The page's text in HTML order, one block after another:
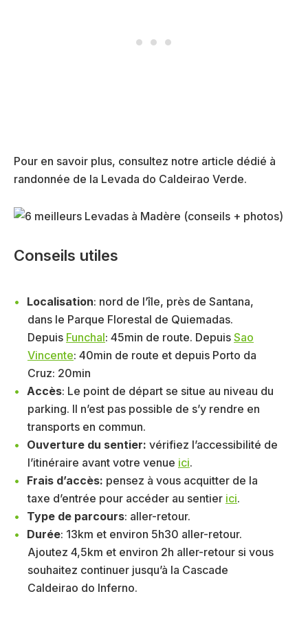
Pour en savoir plus, consultez notre article dédié à
randonnée de la Levada do Caldeirao Verde.
Conseils utiles
Localisation: nord de l’île, près de Santana,
dans le Parque Florestal de Quiemadas.
Depuis Funchal: 45min de route. Depuis Sao
Vincente: 40min de route et depuis Porto da
Cruz: 20min
Accès: Le point de départ se situe au niveau du
parking. Il n’est pas possible de s’y rendre en
transports en commun.
Ouverture du sentier: vérifiez l’accessibilité de
l’itinéraire avant votre venue ici.
Frais d’accès: pensez à vous acquitter de la
taxe d’entrée pour accéder au sentier ici.
Type de parcours: aller-retour.
Durée: 13km et environ 5h30 aller-retour.
Ajoutez 4,5km et environ 2h aller-retour si vous
souhaitez continuer jusqu’à la Cascade
Caldeirao do Inferno.